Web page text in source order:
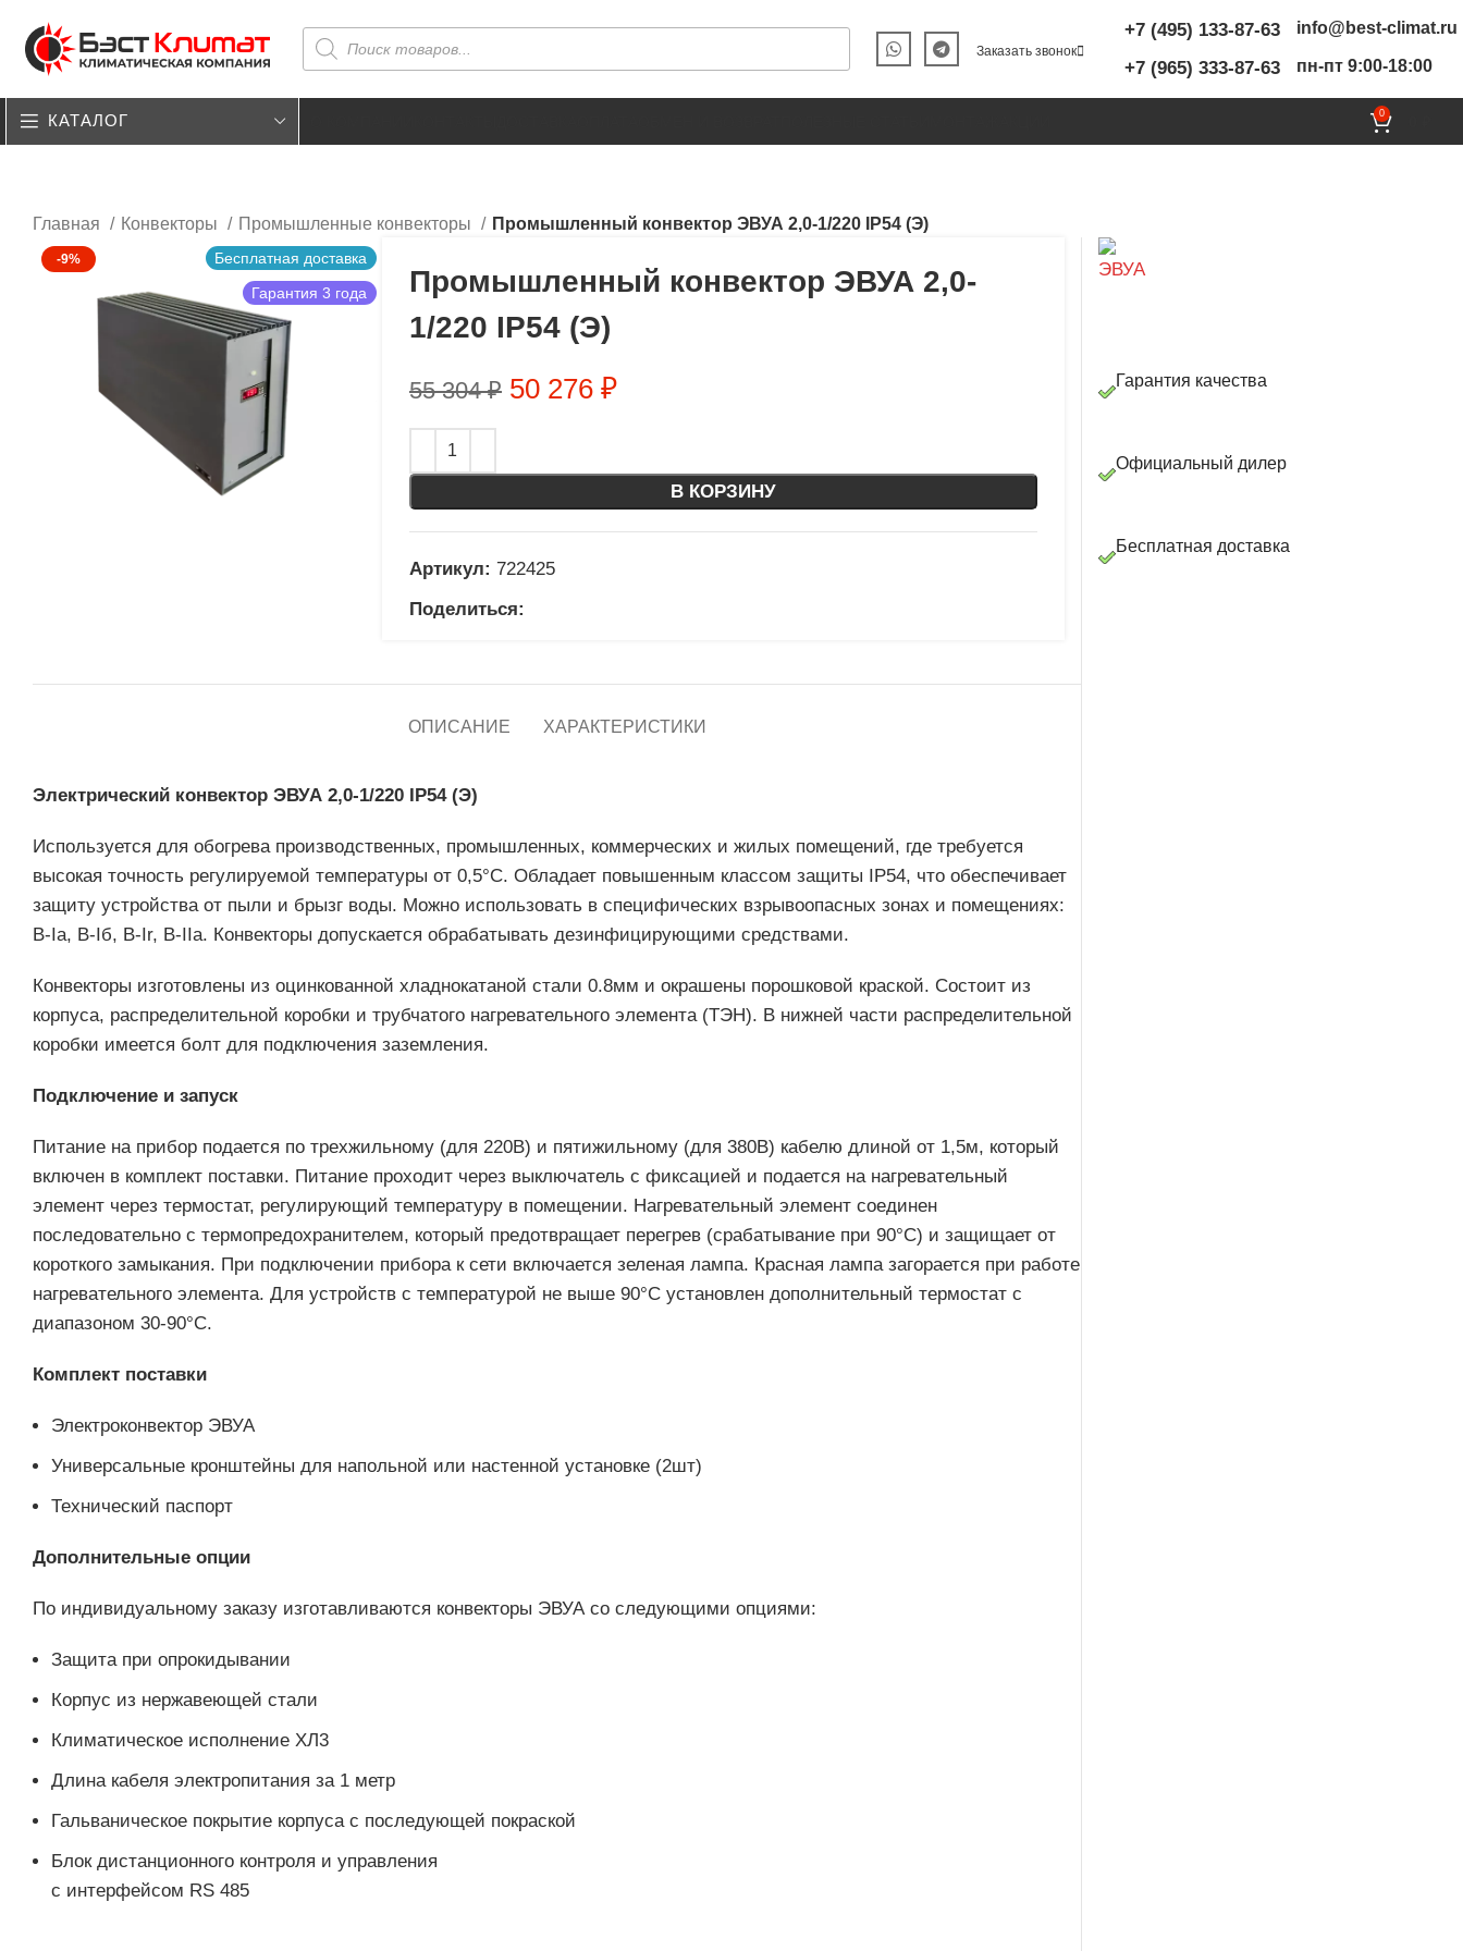
Заказать звонок
+7 (495) 133-87-63
+7 (965) 333-87-63
info@best-climat.ru
пн-пт 9:00-18:00
КАТАЛОГ 0
Главная Конвекторы Промышленные конвекторы Промышленный конвектор ЭВУА 2,0-1/220 IP54 (Э)
-9%
Бесплатная доставка
Гарантия 3 года
Промышленный конвектор ЭВУА 2,0-
1/220 IP54 (Э)
55 304₽ 50 276 ₽
В КОРЗИНУ
Артикул: 722425
Поделиться:
ОПИСАНИЕ ХАРАКТЕРИСТИКИ
Электрический конвектор ЭВУА 2,0-1/220 IP54 (Э)
Используется для обогрева производственных, промышленных, коммерческих и жилых помещений, где требуется
высокая точность регулируемой температуры от 0,5°С. Обладает повышенным классом защиты IP54, что обеспечивает
защиту устройства от пыли и брызг воды. Можно использовать в специфических взрывоопасных зонах и помещениях:
B-Ia, В-Iб, В-Ir, B-IIа. Конвекторы допускается обрабатывать дезинфицирующими средствами.
Конвекторы изготовлены из оцинкованной хладнокатаной стали 0.8мм и окрашены порошковой краской. Состоит из
корпуса, распределительной коробки и трубчатого нагревательного элемента (ТЭН). В нижней части распределительной
коробки имеется болт для подключения заземления.
Подключение и запуск
Питание на прибор подается по трехжильному (для 220В) и пятижильному (для 380В) кабелю длиной от 1,5м, который
включен в комплект поставки. Питание проходит через выключатель с фиксацией и подается на нагревательный
элемент через термостат, регулирующий температуру в помещении. Нагревательный элемент соединен
последовательно с термопредохранителем, который предотвращает перегрев (срабатывание при 90°С) и защищает от
короткого замыкания. При подключении прибора к сети включается зеленая лампа. Красная лампа загорается при работе
нагревательного элемента. Для устройств с температурой не выше 90°С установлен дополнительный термостат с
диапазоном 30-90°С.
Комплект поставки
Электроконвектор ЭВУА
Универсальные кронштейны для напольной или настенной установке (2шт)
Технический паспорт
Дополнительные опции
По индивидуальному заказу изготавливаются конвекторы ЭВУА со следующими опциями:
Защита при опрокидывании
Корпус из нержавеющей стали
Климатическое исполнение ХЛ3
Длина кабеля электропитания за 1 метр
Гальваническое покрытие корпуса с последующей покраской
Блок дистанционного контроля и управления
с интерфейсом RS 485
Гарантия качества
Официальный дилер
Бесплатная доставка